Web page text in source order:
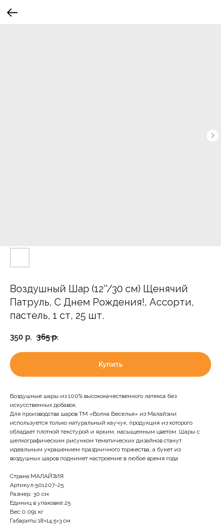
Воздушный Шар (12''/30 см) Щенячий
Патруль, С Днем Рождения!, Ассорти,
пастель, 1 ст, 25 шт.
350 р. 365 р.
Купить
Воздушные шары из 100% высококачественного латекса без
искусственных добавок.
Для производства шаров ТМ «Волна Веселья» из Малайзии
используется только натуральный каучук, продукция из которого
обладает плотной текстурой и ярким, насыщенным цветом. Шары с
шелкографическим рисунком тематических дизайнов станут
идеальным украшением праздничного торжества, а букет из
воздушных шаров поднимет настроение в любое время года
Страна:МАЛАЙЗИЯ
Артикул:501207-25
Размер: 30 см
Единиц в упаковке:25
Вес:0,091 кг
Габариты:18×14,5×3 см
Мы оперативно доставляем по Москве и
МО. Доставка в ближайшие регионы
обговаривается в индивидуальном
порядке.